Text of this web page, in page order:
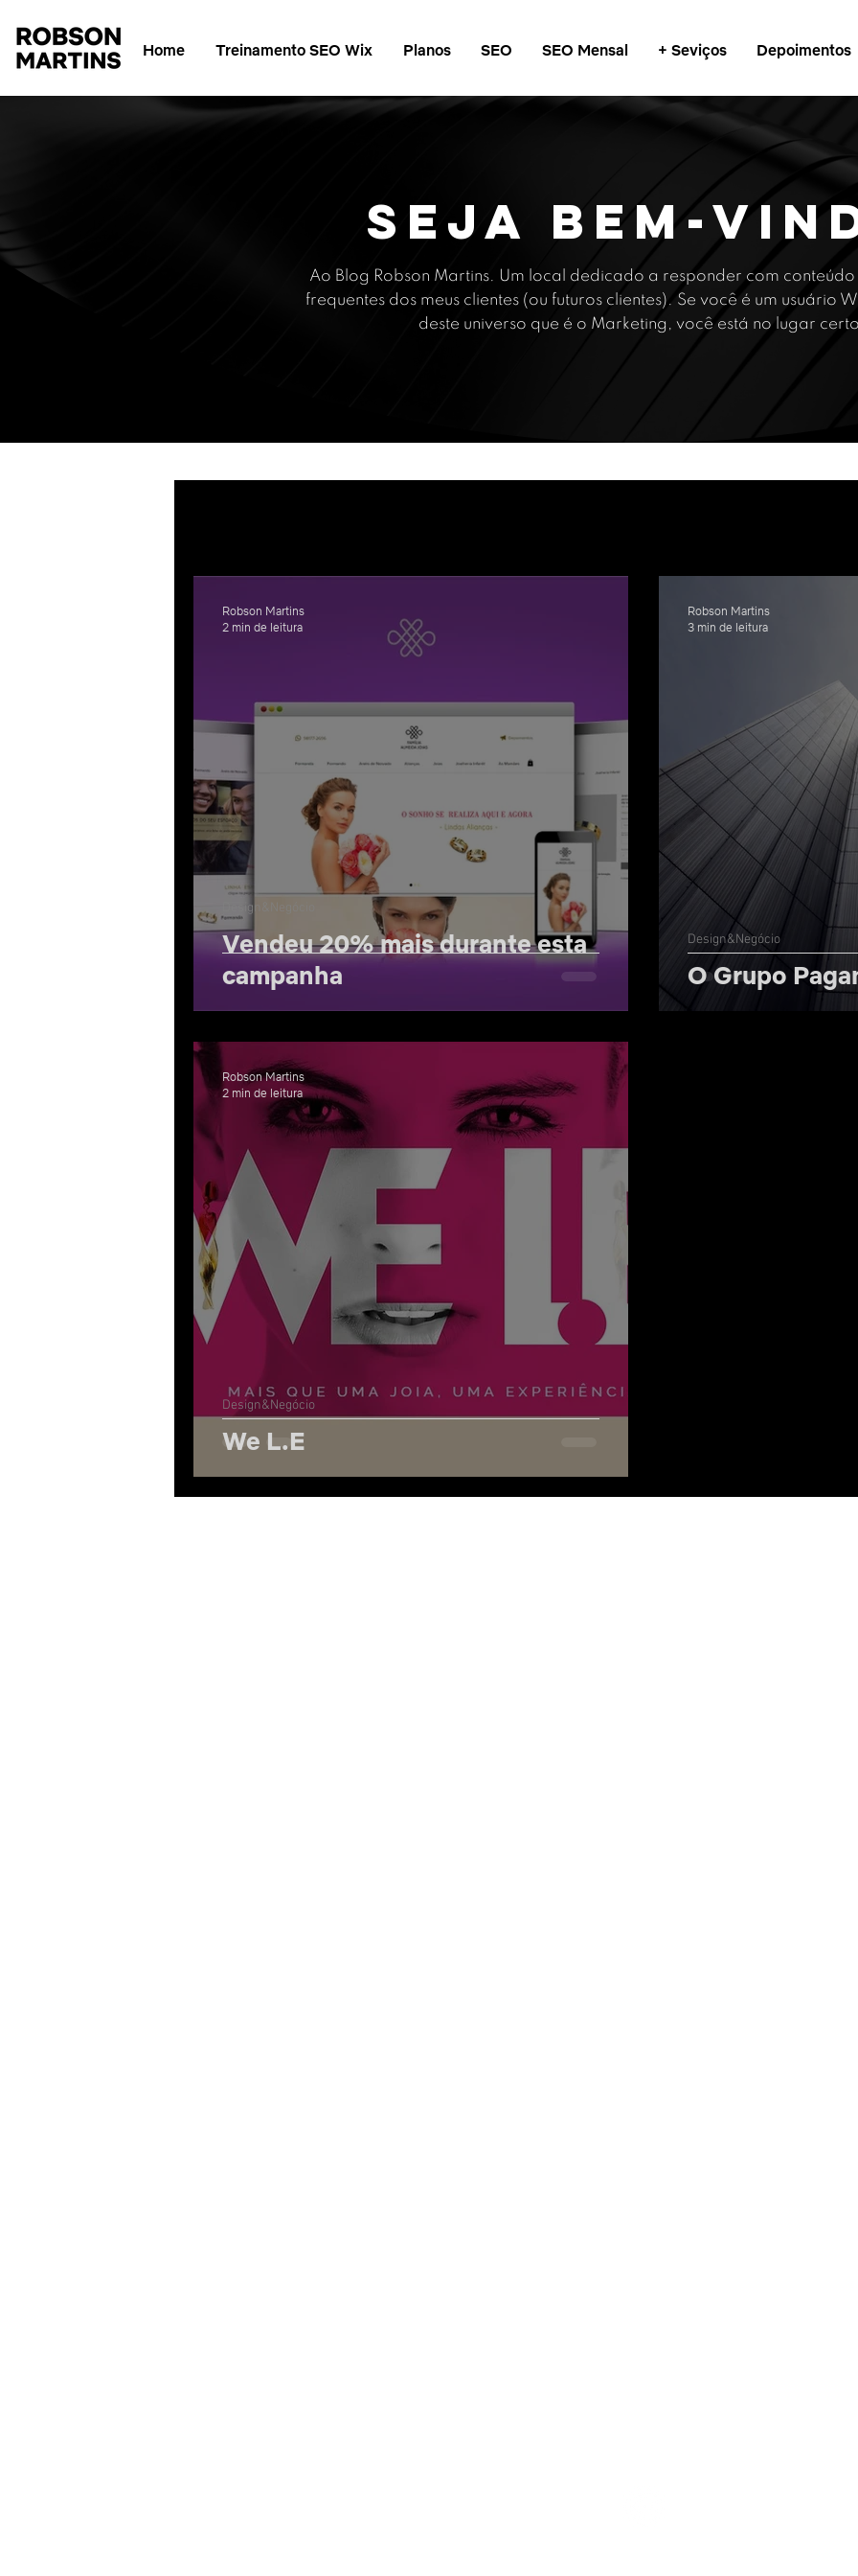
Home Treinamento SEO Wix Planos SEO SEO Mensal + Seviços Depoimentos
Seja bem-
Ao Blog Robson Martins. Um local dedicado a responder com conteúdo
frequentes dos meus clientes (ou futuros clientes). Se você é um usuário
deste universo que é o Marketing, você está no lugar
Vendeu 20% mais durante esta
campanha
Design&Negócio
Robson Martins
2 min de leitura
O Grupo
Design&Negócio
Robson Martins
3 min de leitura
We L.E
Design&Negócio
Robson Martins
2 min de leitura